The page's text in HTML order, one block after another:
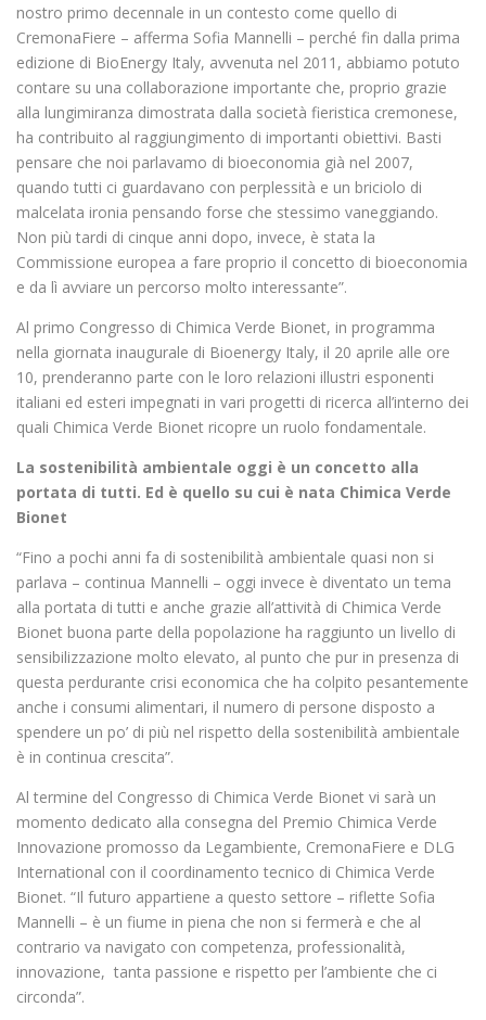
nostro primo decennale in un contesto come quello di
CremonaFiere – afferma Sofia Mannelli – perché fin dalla prima
edizione di BioEnergy Italy, avvenuta nel 2011, abbiamo potuto
contare su una collaborazione importante che, proprio grazie
alla lungimiranza dimostrata dalla società fieristica cremonese,
ha contribuito al raggiungimento di importanti obiettivi. Basti
pensare che noi parlavamo di bioeconomia già nel 2007,
quando tutti ci guardavano con perplessità e un briciolo di
malcelata ironia pensando forse che stessimo vaneggiando.
Non più tardi di cinque anni dopo, invece, è stata la
Commissione europea a fare proprio il concetto di bioeconomia
e da lì avviare un percorso molto interessante”.
Al primo Congresso di Chimica Verde Bionet, in programma
nella giornata inaugurale di Bioenergy Italy, il 20 aprile alle ore
10, prenderanno parte con le loro relazioni illustri esponenti
italiani ed esteri impegnati in vari progetti di ricerca all’interno dei
quali Chimica Verde Bionet ricopre un ruolo fondamentale.
La sostenibilità ambientale oggi è un concetto alla
portata di tutti. Ed è quello su cui è nata Chimica Verde
Bionet
“Fino a pochi anni fa di sostenibilità ambientale quasi non si
parlava – continua Mannelli – oggi invece è diventato un tema
alla portata di tutti e anche grazie all’attività di Chimica Verde
Bionet buona parte della popolazione ha raggiunto un livello di
sensibilizzazione molto elevato, al punto che pur in presenza di
questa perdurante crisi economica che ha colpito pesantemente
anche i consumi alimentari, il numero di persone disposto a
spendere un po’ di più nel rispetto della sostenibilità ambientale
è in continua crescita”.
Al termine del Congresso di Chimica Verde Bionet vi sarà un
momento dedicato alla consegna del Premio Chimica Verde
Innovazione promosso da Legambiente, CremonaFiere e DLG
International con il coordinamento tecnico di Chimica Verde
Bionet. “Il futuro appartiene a questo settore – riflette Sofia
Mannelli – è un fiume in piena che non si fermerà e che al
contrario va navigato con competenza, professionalità,
innovazione, tanta passione e rispetto per l’ambiente che ci
circonda”.